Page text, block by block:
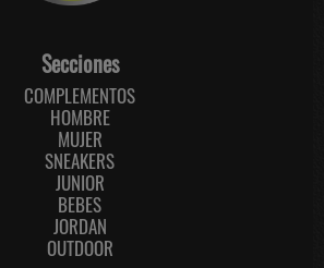
Secciones
COMPLEMENTOS
HOMBRE
MUJER
SNEAKERS
JUNIOR
BEBES
JORDAN
OUTDOOR